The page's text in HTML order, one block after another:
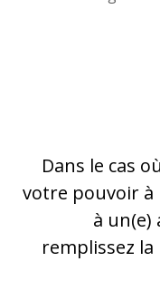
Dans le cas
votre pouvoir
à un(e)
remplissez